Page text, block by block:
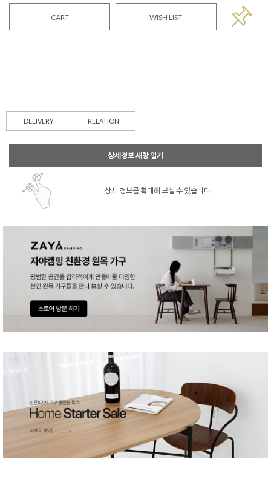
CART WISH LIST
DELIVERY RELATION
상세정보 새창 열기
상세 정보를 확대해 보실 수 있습니다.